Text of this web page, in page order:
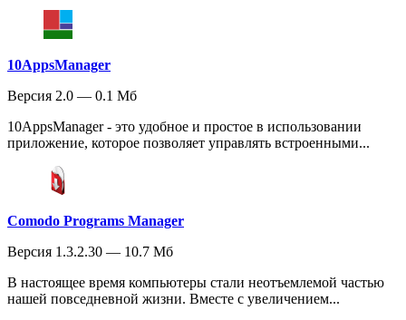
10AppsManager
Версия 2.0 — 0.1 Мб
10AppsManager - это удобное и простое в использовании
приложение, которое позволяет управлять встроенными...
Comodo Programs Manager
Версия 1.3.2.30 — 10.7 Мб
В настоящее время компьютеры стали неотъемлемой частью
нашей повседневной жизни. Вместе с увеличением...